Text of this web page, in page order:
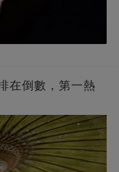
在倒數，第一熱